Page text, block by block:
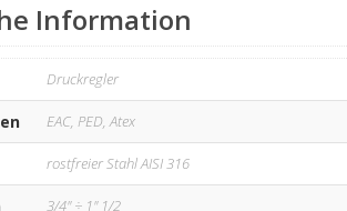
Information
Druckregler
EAC, PED, Atex
rostfreier Stahl AISI 316
3/4" ÷ 1" 1/2